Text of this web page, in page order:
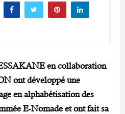
en collaboration
ont développé une
en alphabétisation des
E-Nomade et ont fait sa